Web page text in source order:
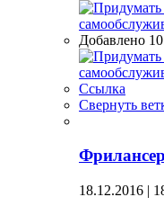
Добавлено
Ссылка
Свернуть
18.12.2016 |